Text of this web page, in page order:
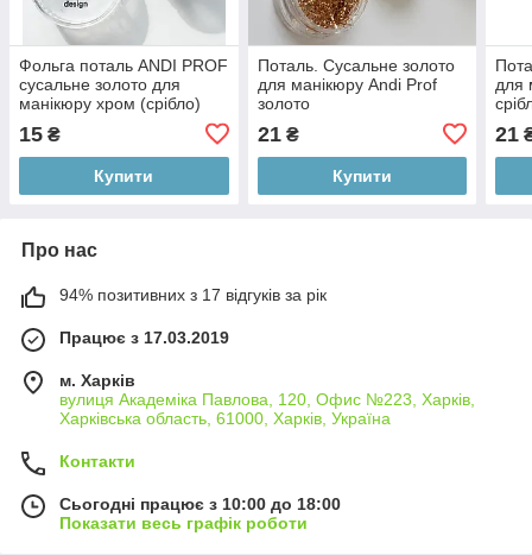
Фольга поталь ANDI PROF
сусальне золото для
манікюру хром (срібло)
15 ₴
Купити
Поталь. Сусальне золото
для манікюру Andi Prof
золото
21₴
Купити
для
21
Про нас
94% позитивних з 17 відгуків за рік
Працює з 17.03.2019
м. Харків
вулиця Академіка Павлова, 120, Офис №223, Харків,
Харківська область, 61000, Харків, Україна
Контакти
Сьогодні працює з 10:00 до 18:00
Показати весь графік роботи